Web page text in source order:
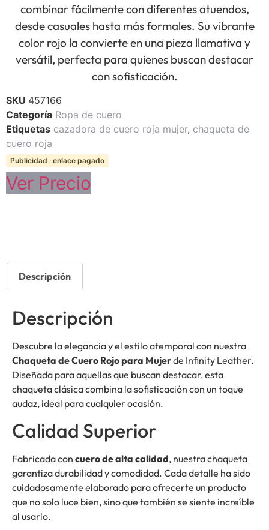
combinar fácilmente con diferentes atuendos,
desde casuales hasta más formales. Su vibrante
color rojo la convierte en una pieza llamativa y
versátil, perfecta para quienes buscan destacar
con sofisticación.
SKU 457166
Categoría Ropa de cuero
Etiquetas cazadora de cuero roja mujer, chaqueta de
cuero roja
Publicidad · enlace pagado
Ver Precio
Descripción
Descripción
Descubre la elegancia y el estilo atemporal con nuestra
Chaqueta de Cuero Rojo para Mujerde Infinity Leather.
Diseñada para aquellas que buscan destacar, esta
chaqueta clásica combina la sofisticación con un toque
audaz, ideal para cualquier ocasión.
Calidad Superior
Fabricada con cuero de alta calidad, nuestra chaqueta
garantiza durabilidad y comodidad. Cada detalle ha sido
cuidadosamente elaborado para ofrecerte un producto
que no solo luce bien, sino que también se siente increíble
al usarlo.